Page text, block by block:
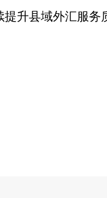
升县域外汇服务